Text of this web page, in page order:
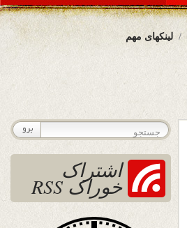
لینکهای مهم
اشتراک
خوراک RSS